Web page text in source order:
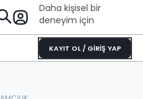
Daha kişisel bir
deneyim için
KAYIT OL / GİRİŞ YAP